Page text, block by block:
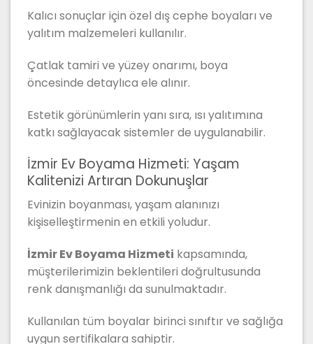
Kalıcı sonuçlar için özel dış cephe boyaları ve
yalıtım malzemeleri kullanılır.
Çatlak tamiri ve yüzey onarımı, boya
öncesinde detaylıca ele alınır.
Estetik görünümlerin yanı sıra, ısı yalıtımına
katkı sağlayacak sistemler de uygulanabilir.
İzmir Ev Boyama Hizmeti: Yaşam
Kalitenizi Artıran Dokunuşlar
Evinizin boyanması, yaşam alanınızı
kişiselleştirmenin en etkili yoludur.
İzmir Ev Boyama Hizmeti kapsamında,
müşterilerimizin beklentileri doğrultusunda
renk danışmanlığı da sunulmaktadır.
Kullanılan tüm boyalar birinci sınıftır ve sağlığa
uygun sertifikalara sahiptir.